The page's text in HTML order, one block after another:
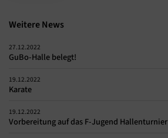
Weitere News
27.12.2022
GuBo-Halle belegt!
19.12.2022
Karate
19.12.2022
Vorbereitung auf das F-Jugend Hallenturnier